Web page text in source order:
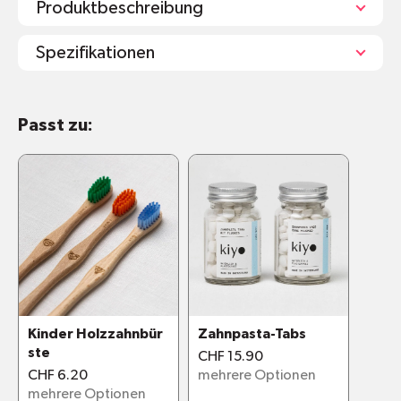
Produktbeschreibung
Spezifikationen
Unterscheidung
Pflanzliche Wachsbeschichtung des
Holzgriffs für einen glatten Schliff und
Feuchtigkeitsschutz
Nach der Verwendung am besten den
Holzgriff abtrocknen für noch mehr
Feuchtigkeitsschutz
Nach ca. 2-3 Monaten hat die Liebwerk
Holzzahnbürste ausgedient. Einfach den
Bürstenkopf abbrechen und im Hausabfall
entsorgen. Der Griff kann beliebig
weiterverwendet werden zum Basteln, im
Garten oder als Brennstoff
Passt zu:
Kinder Holzzahnbür
ste
CHF 6.20
mehrere Optionen
Zahnpasta-Tabs
CHF 15.90
mehrere Optionen